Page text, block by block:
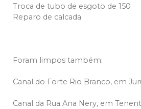
Troca de tubo de esgoto de 150
Reparo de calcada
Foram limpos também:
Canal do Forte Rio Branco, em
Canal da Rua Ana Nery, em